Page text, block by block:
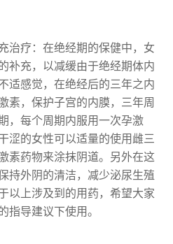
治疗：在绝经期的保健中，女
补充，以减缓由于绝经期体内
适感觉，在绝经后的三年之内
素，保护子宫的内膜，三年周
，每个周期内服用一次孕激
涩的女性可以适量的使用雌三
素药物来涂抹阴道。另外在这
持外阴的清洁，减少泌尿生殖
以上涉及到的用药，希望大家
指导建议下使用。